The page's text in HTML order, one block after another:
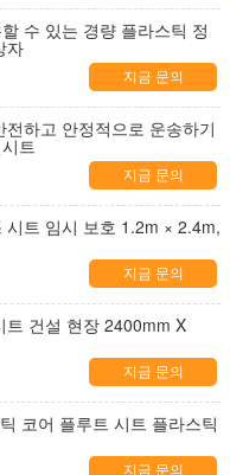
수 있는 경량 플라스틱 정
자
지금 문의
하고 안정적으로 운송하기
트
지금 문의
시트 임시 보호 1.2m × 2.4m,
지금 문의
트 건설 현장 2400mm X
지금 문의
코어 플루트 시트 플라스틱
지금 문의